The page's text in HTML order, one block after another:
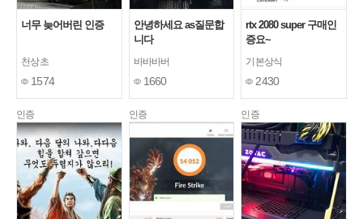
너무 늦어버린 인증
천상초
1574
안녕하세요 as질문합
니다
바바바버
1660
rtx 2080 super 구매인
증요~
기본상식
2430
인증 인증 인증